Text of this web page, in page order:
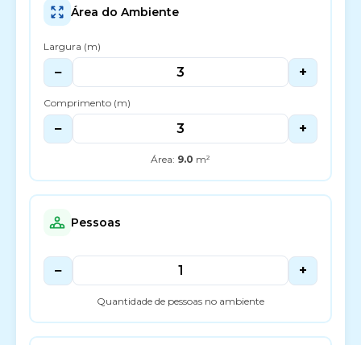
Área do Ambiente
Largura (m)
− +
Comprimento (m)
− +
Área: 9.0 m²
Pessoas
− +
Quantidade de pessoas no ambiente